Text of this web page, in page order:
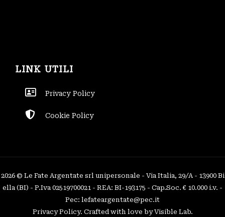
LINK UTILI
Privacy Policy
Cookie Policy
2026 © Le Fate Argentate srl unipersonale - Via Italia, 29/A - 13900 Bi
ella (BI) - P.Iva 02519700021 - REA: BI-193175 - Cap.Soc. € 10.000 i.v. -
Pec: lefateargentate@pec.it
Privacy Policy. Crafted with love byVisible Lab.